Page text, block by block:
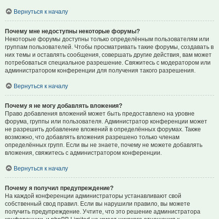
Вернуться к началу
Почему мне недоступны некоторые форумы?
Некоторые форумы доступны только определённым пользователям или
группам пользователей. Чтобы просматривать такие форумы, создавать в
них темы и оставлять сообщения, совершать другие действия, вам может
потребоваться специальное разрешение. Свяжитесь с модератором или
администратором конференции для получения такого разрешения.
Вернуться к началу
Почему я не могу добавлять вложения?
Право добавления вложений может быть предоставлено на уровне
форума, группы или пользователя. Администратор конференции может
не разрешить добавление вложений в определённых форумах. Также
возможно, что добавлять вложения разрешено только членам
определённых групп. Если вы не знаете, почему не можете добавлять
вложения, свяжитесь с администратором конференции.
Вернуться к началу
Почему я получил предупреждение?
На каждой конференции администраторы устанавливают свой
собственный свод правил. Если вы нарушили правило, вы можете
получить предупреждение. Учтите, что это решение администратора